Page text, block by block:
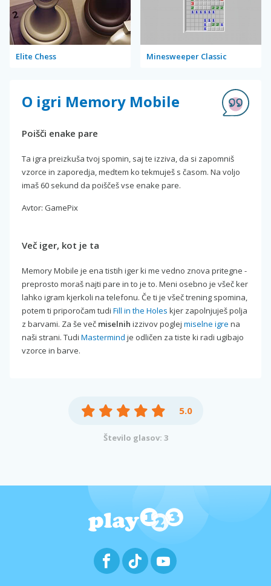
Elite Chess Minesweeper Classic
O igri Memory Mobile
Poišči enake pare
Ta igra preizkuša tvoj spomin, saj te izziva, da si zapomniš
vzorce in zaporedja, medtem ko tekmuješ s časom. Na voljo
imaš 60 sekund da poiščeš vse enake pare.
Avtor: GamePix
Več iger, kot je ta
Memory Mobile je ena tistih iger ki me vedno znova pritegne -
preprosto moraš najti pare in to je to. Meni osebno je všeč ker
lahko igram kjerkoli na telefonu. Če ti je všeč trening spomina,
potem ti priporočam tudi Fill in the Holes kjer zapolnjuješ polja
z barvami. Za še več miselnih izzivov poglej miselne igre na
naši strani. Tudi Mastermind je odličen za tiste ki radi ugibajo
vzorce in barve.
5.0
Število glasov: 3